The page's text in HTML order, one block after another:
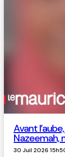
Avant
Nazeemah,
30 Juil 2026